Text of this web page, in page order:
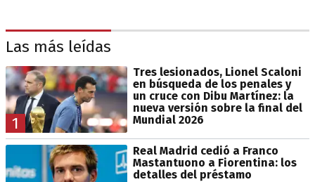
Las más leídas
1
Tres lesionados, Lionel Scaloni
en búsqueda de los penales y
un cruce con Dibu Martínez: la
nueva versión sobre la final del
Mundial 2026
Real Madrid cedió a Franco
Mastantuono a Fiorentina: los
detalles del préstamo